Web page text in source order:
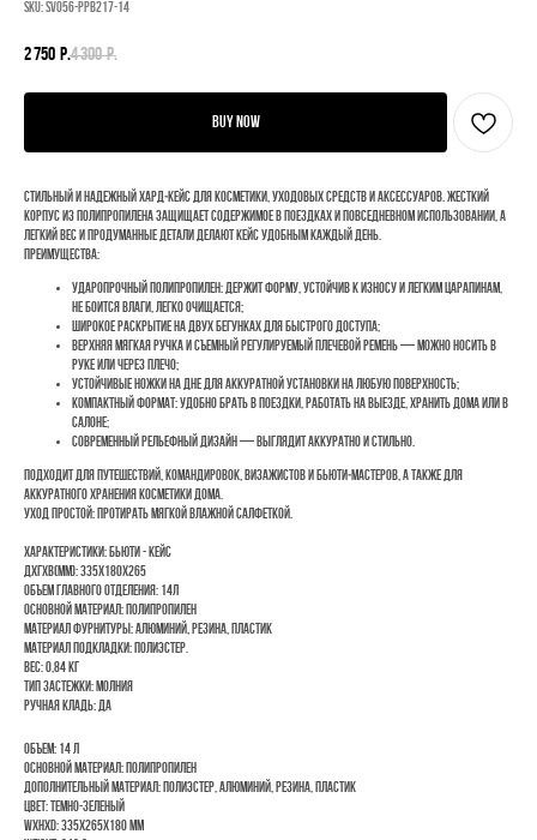
SKU:SV056-PPB217-14
2 750 р.4 300 р.
BUY NOW
Стильный и надежный хард‑кейс для косметики, уходовых средств и аксессуаров. Жесткий
корпус из полипропилена защищает содержимое в поездках и повседневном использовании, а
легкий вес и продуманные детали делают кейс удобным каждый день.
Преимущества:
ударопрочный полипропилен: держит форму, устойчив к износу и легким царапинам,
не боится влаги, легко очищается;
широкое раскрытие на двух бегунках для быстрого доступа;
верхняя мягкая ручка и съемный регулируемый плечевой ремень — можно носить в
руке или через плечо;
устойчивые ножки на дне для аккуратной установки на любую поверхность;
компактный формат: удобно брать в поездки, работать на выезде, хранить дома или в
салоне;
современный рельефный дизайн — выглядит аккуратно и стильно.
Подходит для путешествий, командировок, визажистов и бьюти‑мастеров, а также для
аккуратного хранения косметики дома.
Уход простой: протирать мягкой влажной салфеткой.
Характеристики: бьюти - кейс
ДхГхВ(мм): 335x180x265
Объем главного отделения: 14л
Основной материал: полипропилен
Материал фурнитуры: алюминий, резина, пластик
Материал подкладки: полиэстер.
Вес: 0,84 кг
Тип застежки: молния
Ручная кладь: да
Объем: 14 л
Основной материал: Полипропилен
Дополнительный материал: Полиэстер, алюминий, резина, пластик
Цвет: темно-зеленый
WxHxD: 335x265x180 mm